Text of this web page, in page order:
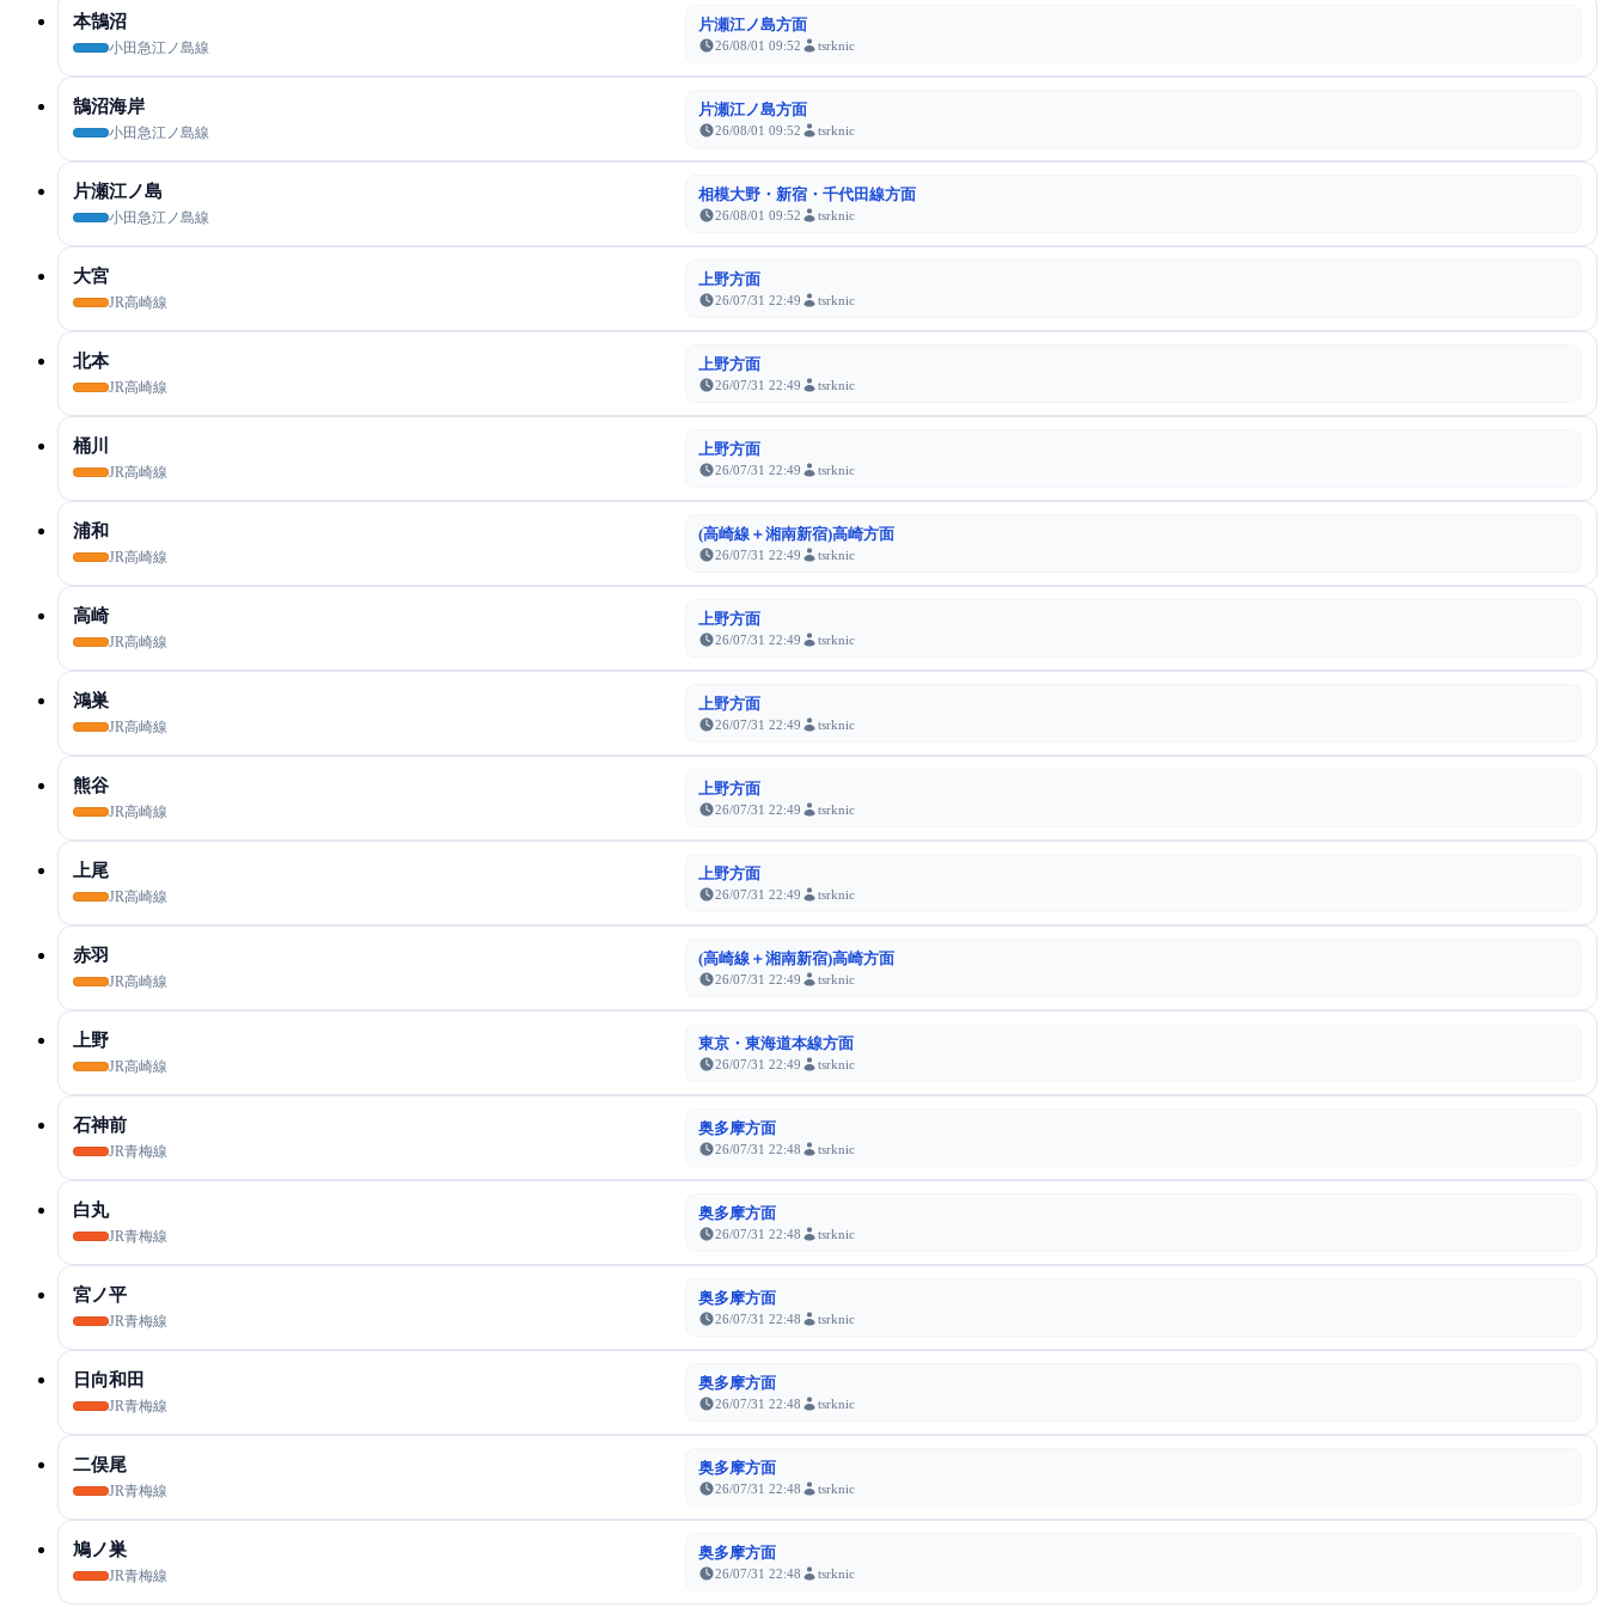
本鵠沼
小田急江ノ島線
片瀬江ノ島方面
26/08/01 09:52 tsrknic
鵠沼海岸
小田急江ノ島線
片瀬江ノ島方面
26/08/01 09:52 tsrknic
片瀬江ノ島
小田急江ノ島線
相模大野・新宿・千代田線方面
26/08/01 09:52 tsrknic
大宮
JR高崎線
上野方面
26/07/31 22:49 tsrknic
北本
JR高崎線
上野方面
26/07/31 22:49 tsrknic
桶川
JR高崎線
上野方面
26/07/31 22:49 tsrknic
浦和
JR高崎線
(高崎線＋湘南新宿)高崎方面
26/07/31 22:49 tsrknic
高崎
JR高崎線
上野方面
26/07/31 22:49 tsrknic
鴻巣
JR高崎線
上野方面
26/07/31 22:49 tsrknic
熊谷
JR高崎線
上野方面
26/07/31 22:49 tsrknic
上尾
JR高崎線
上野方面
26/07/31 22:49 tsrknic
赤羽
JR高崎線
(高崎線＋湘南新宿)高崎方面
26/07/31 22:49 tsrknic
上野
JR高崎線
東京・東海道本線方面
26/07/31 22:49 tsrknic
石神前
JR青梅線
奥多摩方面
26/07/31 22:48 tsrknic
白丸
JR青梅線
奥多摩方面
26/07/31 22:48 tsrknic
宮ノ平
JR青梅線
奥多摩方面
26/07/31 22:48 tsrknic
日向和田
JR青梅線
奥多摩方面
26/07/31 22:48 tsrknic
二俣尾
JR青梅線
奥多摩方面
26/07/31 22:48 tsrknic
鳩ノ巣
JR青梅線
奥多摩方面
26/07/31 22:48 tsrknic